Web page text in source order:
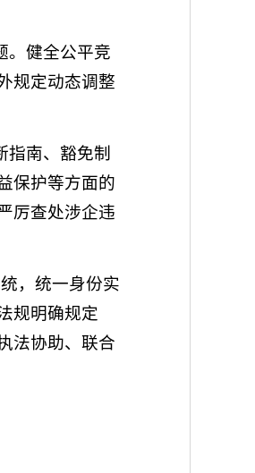
。健全公平竞
规定动态调整
南、豁免制
保护等方面的
厉查处涉企违
，统一身份实
规明确规定
法协助、联合